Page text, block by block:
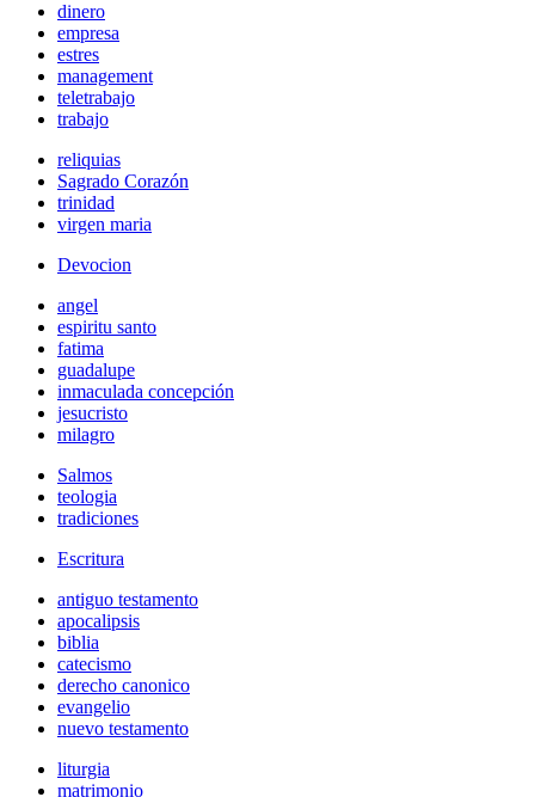
dinero
empresa
estres
management
teletrabajo
trabajo
reliquias
Sagrado Corazón
trinidad
virgen maria
Devocion
angel
espiritu santo
fatima
guadalupe
inmaculada concepción
jesucristo
milagro
Salmos
teologia
tradiciones
Escritura
antiguo testamento
apocalipsis
biblia
catecismo
derecho canonico
evangelio
nuevo testamento
liturgia
matrimonio